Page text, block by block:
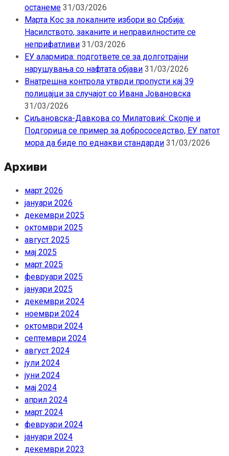
останеме 31/03/2026
Марта Кос за локалните избори во Србија:
Насилството, заканите и неправилностите се
неприфатливи 31/03/2026
ЕУ алармира: подгответе се за долготрајни
нарушувања со нафтата објави 31/03/2026
Внатрешна контрола утврди пропусти кај 39
полицајци за случајот со Ивана Јовановска
31/03/2026
Сиљановска-Давкова со Милатовиќ: Скопје и
Подгорица се пример за добрососедство, ЕУ патот
мора да биде по еднакви стандарди 31/03/2026
Архиви
март 2026
јануари 2026
декември 2025
октомври 2025
август 2025
мај 2025
март 2025
февруари 2025
јануари 2025
декември 2024
ноември 2024
октомври 2024
септември 2024
август 2024
јули 2024
јуни 2024
мај 2024
април 2024
март 2024
февруари 2024
јануари 2024
декември 2023